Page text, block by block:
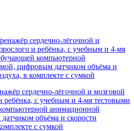
сердечно-лёгочной и мозговой
ребёнка, с учебным и 4-мя тестовыми
анимационной
объёма и скорости
с сумкой